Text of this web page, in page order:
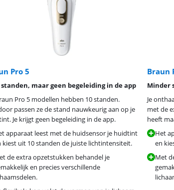
Pro 5
standen, maar geen begeleiding in de app
Pro 5 modellen hebben 10 standen.
passen ze de stand nauwkeurig aan op je
Je krijgt geen begeleiding in de app.
apparaat leest met de huidsensor je huidtint
kiest uit 10 standen de juiste lichtintensiteit.
de extra opzetstukken behandel je
en precies verschillende
Braun
Minder
Je
met de
heeft
Het
en
Met